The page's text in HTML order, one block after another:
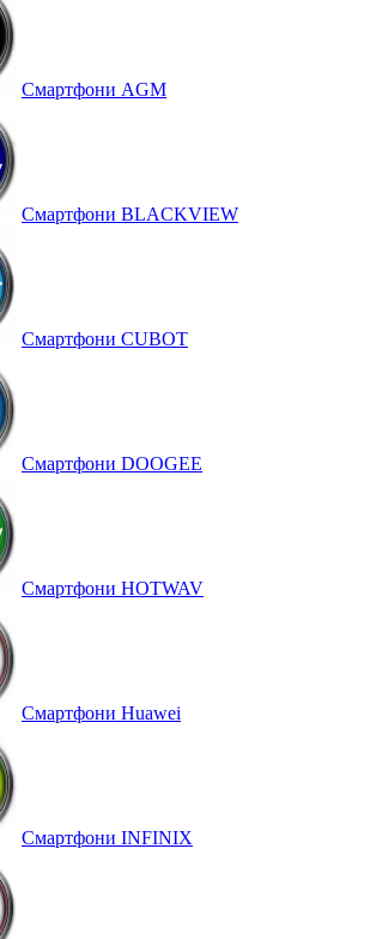
Cмартфони AGM
Смартфони BLACKVIEW
Смартфони CUBOT
Смартфони DOOGEE
Смартфони HOTWAV
Смартфони Huawei
Смартфони INFINIX